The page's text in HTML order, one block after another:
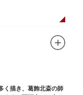
く描き、葛飾北斎の師